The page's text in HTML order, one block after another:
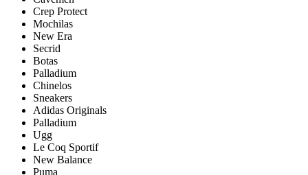
Crep Protect
Mochilas
New Era
Secrid
Botas
Palladium
Chinelos
Sneakers
Adidas Originals
Palladium
Ugg
Le Coq Sportif
New Balance
Puma